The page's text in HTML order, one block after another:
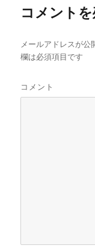
コメント
メールアドレスが公
欄は必須項目です
コメント